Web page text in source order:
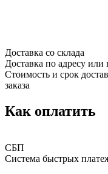
Доставка со склада
Доставка по адресу
Стоимость и срок
заказа
Как оплатить
СБП
Система быстрых